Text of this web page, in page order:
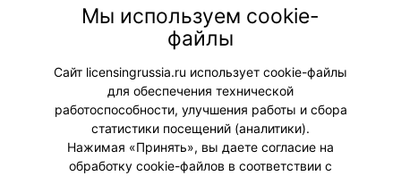
будущем», партнером которого
выступила анимационная компания
«ЯРКО» (входит в «Газпром-Медиа
Холдинг»).
#ПродвижениеБренда
Мы используем cookie-
файлы
Сайт licensingrussia.ru использует cookie-файлы
для обеспечения технической
работоспособности, улучшения работы и сбора
статистики посещений (аналитики).
Нажимая «Принять», вы даете согласие на
обработку cookie-файлов в соответствии с